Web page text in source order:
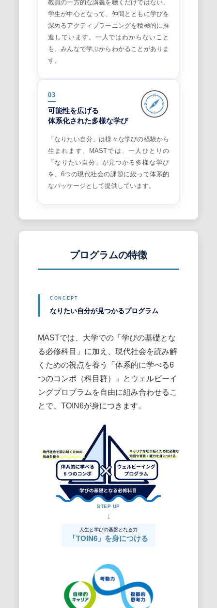
教員の一方的な講義を聴くだけではない、
学生が中心となって、仲間とともに学びを
深めるアクティブラーニングを積極的に推
進しています。一人ではわからないこと
も、みんなで学ぶからわかることがありま
す。
03
可能性を広げる
体系化された多様な学び
「なりたい自分」は様々な学びの経験から
生まれます。MASTでは、一人ひとりの
「なりたい自分」が見つかる多様な学び
を、6つの現代社会の課題に絞って体系的
なパッケージとして提供しています。
プログラムの特徴
なりたい自分が見つかるプログラム
MASTでは、大学での「学びの基礎とな
る必修科目」に加え、現代社会を読み解
くための視点を養う「体系的に学べる6
つのコンポ（科目群）」とウェルビーイ
ングプロブラムを自由に組み合わせるこ
とで、TOIN6が身につきます。
STEP UP
人生と学びの基盤となる力
「TOIN6」を身につける